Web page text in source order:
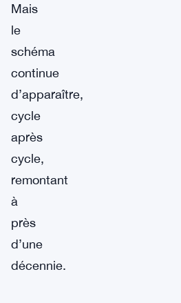
Mais
le
schéma
continue
d’apparaître,
cycle
après
cycle,
remontant
à
près
d’une
décennie.